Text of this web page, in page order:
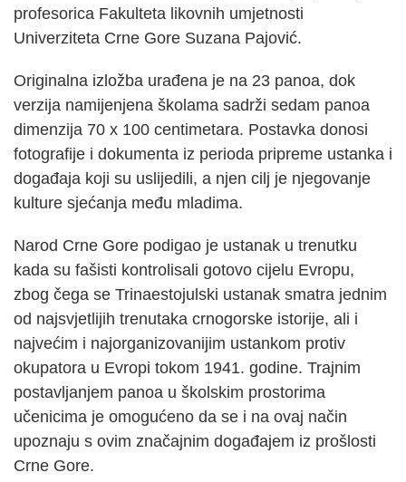
profesorica Fakulteta likovnih umjetnosti
Univerziteta Crne Gore Suzana Pajović.
Originalna izložba urađena je na 23 panoa, dok
verzija namijenjena školama sadrži sedam panoa
dimenzija 70 x 100 centimetara. Postavka donosi
fotografije i dokumenta iz perioda pripreme ustanka i
događaja koji su uslijedili, a njen cilj je njegovanje
kulture sjećanja među mladima.
Narod Crne Gore podigao je ustanak u trenutku
kada su fašisti kontrolisali gotovo cijelu Evropu,
zbog čega se Trinaestojulski ustanak smatra jednim
od najsvjetlijih trenutaka crnogorske istorije, ali i
najvećim i najorganizovanijim ustankom protiv
okupatora u Evropi tokom 1941. godine. Trajnim
postavljanjem panoa u školskim prostorima
učenicima je omogućeno da se i na ovaj način
upoznaju s ovim značajnim događajem iz prošlosti
Crne Gore.